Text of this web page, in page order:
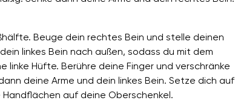
Beuge dein rechtes Bein und stelle deinen
linkes Bein nach außen, sodass du mit dem
linke Hüfte. Berühre deine Finger und verschränke
deine Arme und dein linkes Bein. Setze dich auf
auf deine Oberschenkel.